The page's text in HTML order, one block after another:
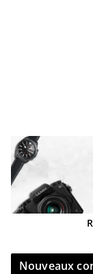
Nouveaux